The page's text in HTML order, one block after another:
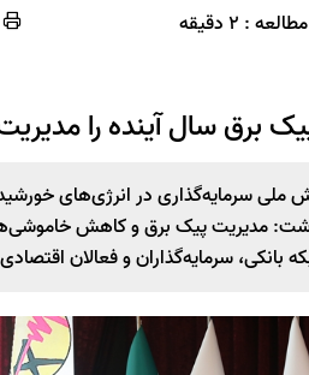
: 2 دقیقه
برق سال آینده را
ملی سرمایه‌گذاری در انرژی‌های
داشت: مدیریت پیک برق و کاهش
بانکی، سرمایه‌گذاران و فعالان